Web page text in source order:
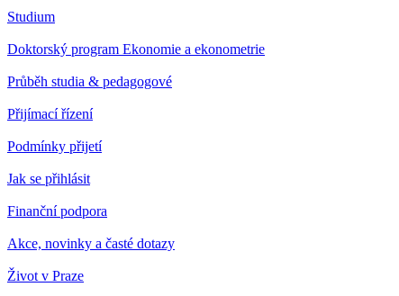
Studium
Doktorský program Ekonomie a ekonometrie
Průběh studia & pedagogové
Přijímací řízení
Podmínky přijetí
Jak se přihlásit
Finanční podpora
Akce, novinky a časté dotazy
Život v Praze